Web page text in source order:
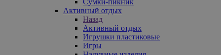
Активный отдых
Назад
Активный отдых
Игрушки пластиковые
Игры